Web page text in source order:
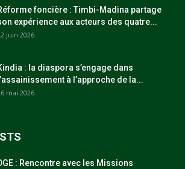
foncière : Timbi-Madina partage
expérience aux acteurs des quatre...
juin 2026
: la diaspora s’engage dans
l’assainissement à l’approche de la...
mai 2026
: Rencontre avec les Missions